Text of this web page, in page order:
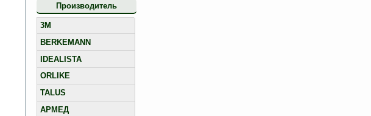
Производитель
3M
BERKEMANN
IDEALISTA
ORLIKE
TALUS
АРМЕД